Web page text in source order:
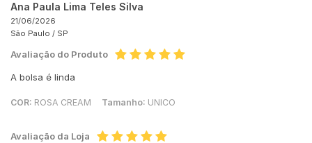
Ana Paula Lima Teles Silva
21/06/2026
São Paulo / SP
Avaliação do Produto
A bolsa é linda
COR: ROSA CREAM Tamanho: UNICO
Avaliação da Loja